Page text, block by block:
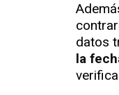
datos
la